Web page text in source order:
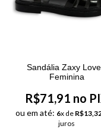
Sandália Zaxy
Feminina
R$71,91 no
ou em até: 6x de
juros